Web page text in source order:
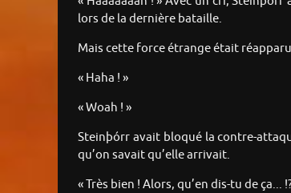
lors de la dernière bataille.
Mais cette force étrange était
« Haha ! »
« Woah ! »
Steinþórr avait bloqué la contre-
qu’on savait qu’elle arrivait.
« Très bien ! Alors, qu’en dis-tu de